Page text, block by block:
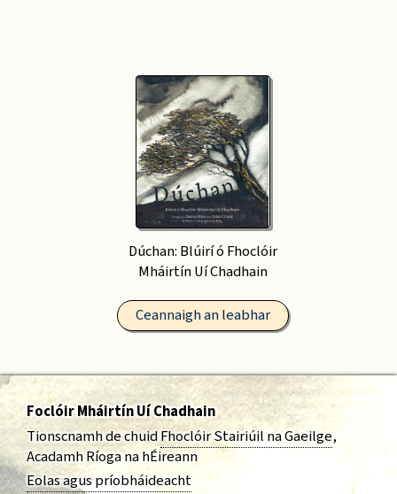
Dúchan: Blúirí ó Fhoclóir
Mháirtín Uí Chadhain
Ceannaigh an leabhar
Foclóir Mháirtín Uí Chadhain
Tionscnamh de chuidFhoclóir Stairiúil na Gaeilge,
Acadamh Ríoga na hÉireann
Eolas agus príobháideacht